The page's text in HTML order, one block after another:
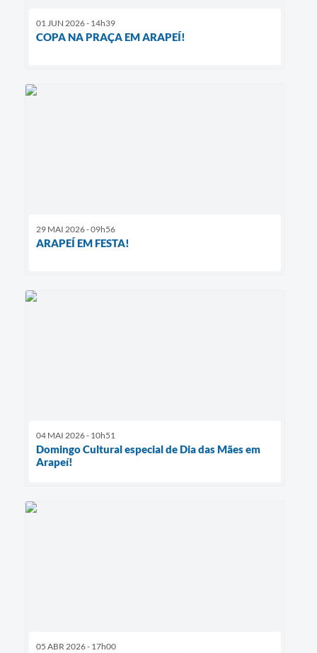
01 JUN 2026 - 14h39
COPA NA PRAÇA EM ARAPEÍ!
29 MAI 2026 - 09h56
ARAPEÍ EM FESTA!
04 MAI 2026 - 10h51
Domingo Cultural especial de Dia das Mães em
Arapeí!
05 ABR 2026 - 17h00